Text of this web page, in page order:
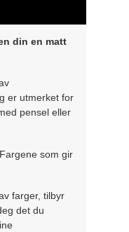
din en matt
er utmerket for
pensel eller
som gir
farger, tilbyr
det du